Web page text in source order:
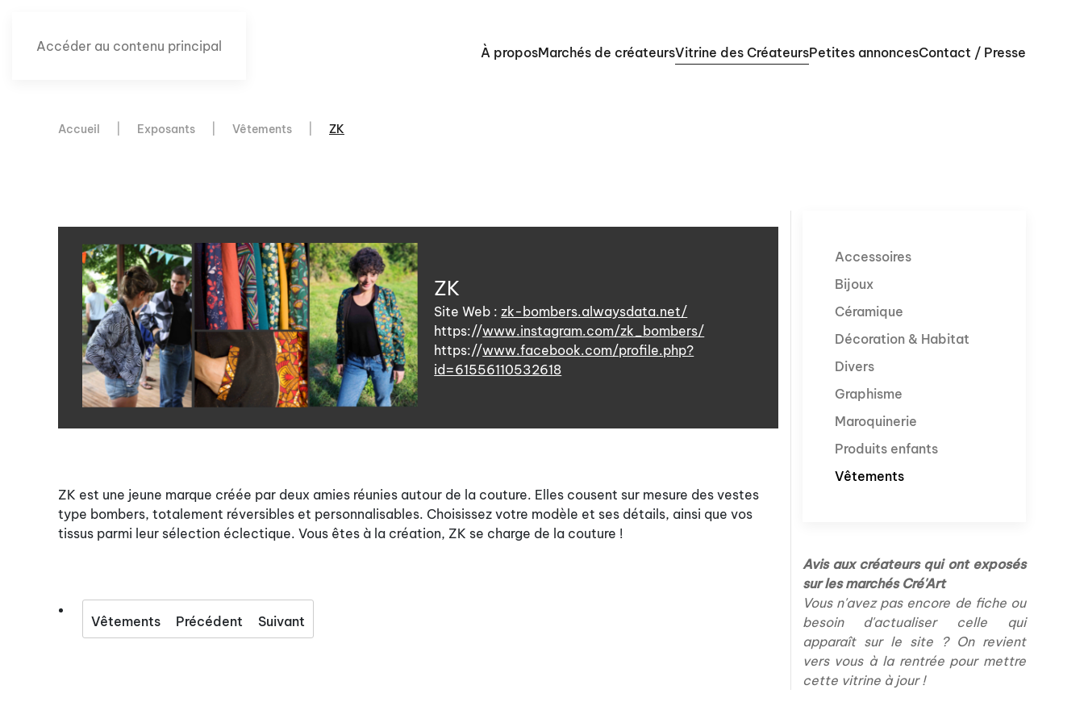
Accéder au contenu principal À proposMarchés de créateursVitrine des CréateursPetites annoncesContact / Presse
Accueil Exposants Vêtements ZK
ZK
Site Web :zk-bombers.alwaysdata.net/
https://www.instagram.com/zk_bombers/
https://www.facebook.com/profile.php?
id=61556110532618
ZK est une jeune marque créée par deux amies réunies autour de la couture. Elles cousent sur mesure des vestes
type bombers, totalement réversibles et personnalisables. Choisissez votre modèle et ses détails, ainsi que vos
tissus parmi leur sélection éclectique. Vous êtes à la création, ZK se charge de la couture !
Vêtements Précédent Suivant
Accessoires
Bijoux
Céramique
Décoration & Habitat
Divers
Graphisme
Maroquinerie
Produits enfants
Vêtements
Avis aux créateurs qui ont exposés
sur les marchés Cré'Art
Vous n'avez pas encore de fiche ou
besoin d'actualiser celle qui
apparaît sur le site ? On revient
vers vous à la rentrée pour mettre
cette vitrine à jour !